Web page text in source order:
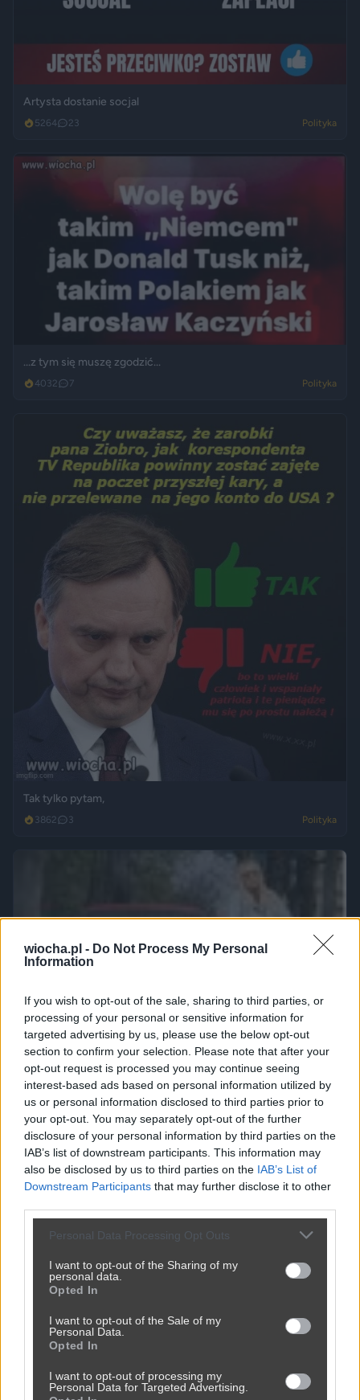
wiocha.pl - Do Not Process My Personal
Information
If you wish to opt-out of the sale, sharing to third parties, or
processing of your personal or sensitive information for
targeted advertising by us, please use the below opt-out
section to confirm your selection. Please note that after your
opt-out request is processed you may continue seeing
interest-based ads based on personal information utilized by
us or personal information disclosed to third parties prior to
your opt-out. You may separately opt-out of the further
disclosure of your personal information by third parties on the
IAB’s list of downstream participants. This information may
also be disclosed by us to third parties on the IAB’s List of
Downstream Participants that may further disclose it to other
Personal Data Processing Opt Outs
I want to opt-out of the Sharing of my
personal data.
Opted In
I want to opt-out of the Sale of my
Personal Data.
Opted In
I want to opt-out of processing my
Personal Data for Targeted Advertising.
Artysta dostanie socjal
5264 23 Polityka
...z tym się muszę zgodzić...
4032 7 Polityka
Tak tylko pytam,
3862 3 Polityka
We łbach im się pomieszało
3853 18 Polityka